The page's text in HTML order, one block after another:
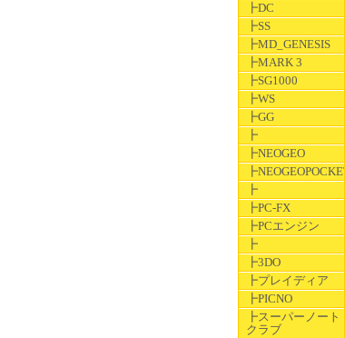
┣DC
┣SS
┣MD_GENESIS
┣MARK 3
┣SG1000
┣WS
┣GG
┣
┣NEOGEO
┣NEOGEOPOCKET
┣
┣PC-FX
┣PCエンジン
┣
┣3DO
┣プレイディア
┣PICNO
┣スーパーノート
クラブ